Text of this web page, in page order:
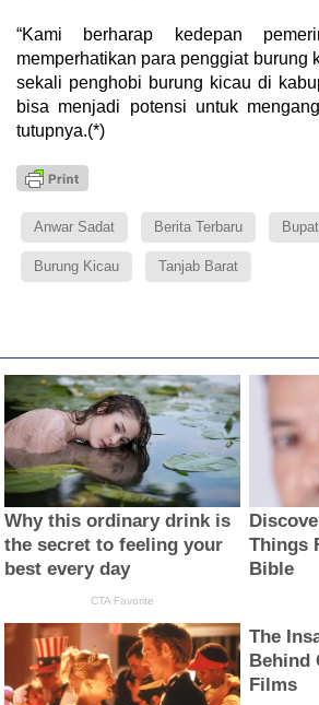
“Kami berharap kedepan
memperhatikan para penggiat burung
sekali penghobi burung kicau di
bisa menjadi potensi untuk
tutupnya.(*)
Anwar Sadat Berita Terbaru
Burung Kicau Tanjab Barat